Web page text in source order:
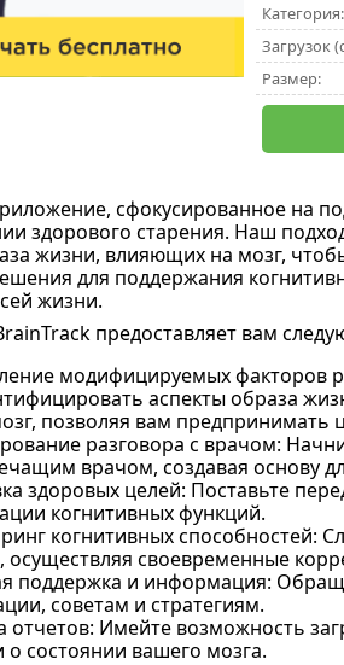
Категория:
Загрузок
Размер:
сфокусированное на
здорового старения. Наш
жизни, влияющих на мозг,
для поддержания
жизни.
предоставляет вам
модифицируемых факторов
аспекты образа
позволяя вам предпринимать
разговора с врачом:
врачом, создавая основу
здоровых целей: Поставьте
когнитивных функций.
когнитивных способностей:
осуществляя своевременные
поддержка и информация:
советам и стратегиям.
отчетов: Имейте возможность
о состоянии вашего мозга.